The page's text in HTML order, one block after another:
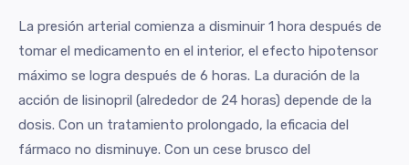
La presión arterial comienza a disminuir 1 hora después de
tomar el medicamento en el interior, el efecto hipotensor
máximo se logra después de 6 horas. La duración de la
acción de lisinopril (alrededor de 24 horas) depende de la
dosis. Con un tratamiento prolongado, la eficacia del
fármaco no disminuye. Con un cese brusco del